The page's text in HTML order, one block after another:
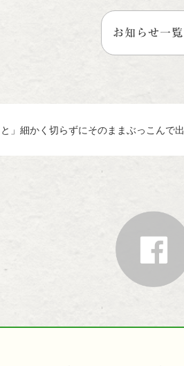
お知らせ一
」細かく切らずにそのままぶっこんで